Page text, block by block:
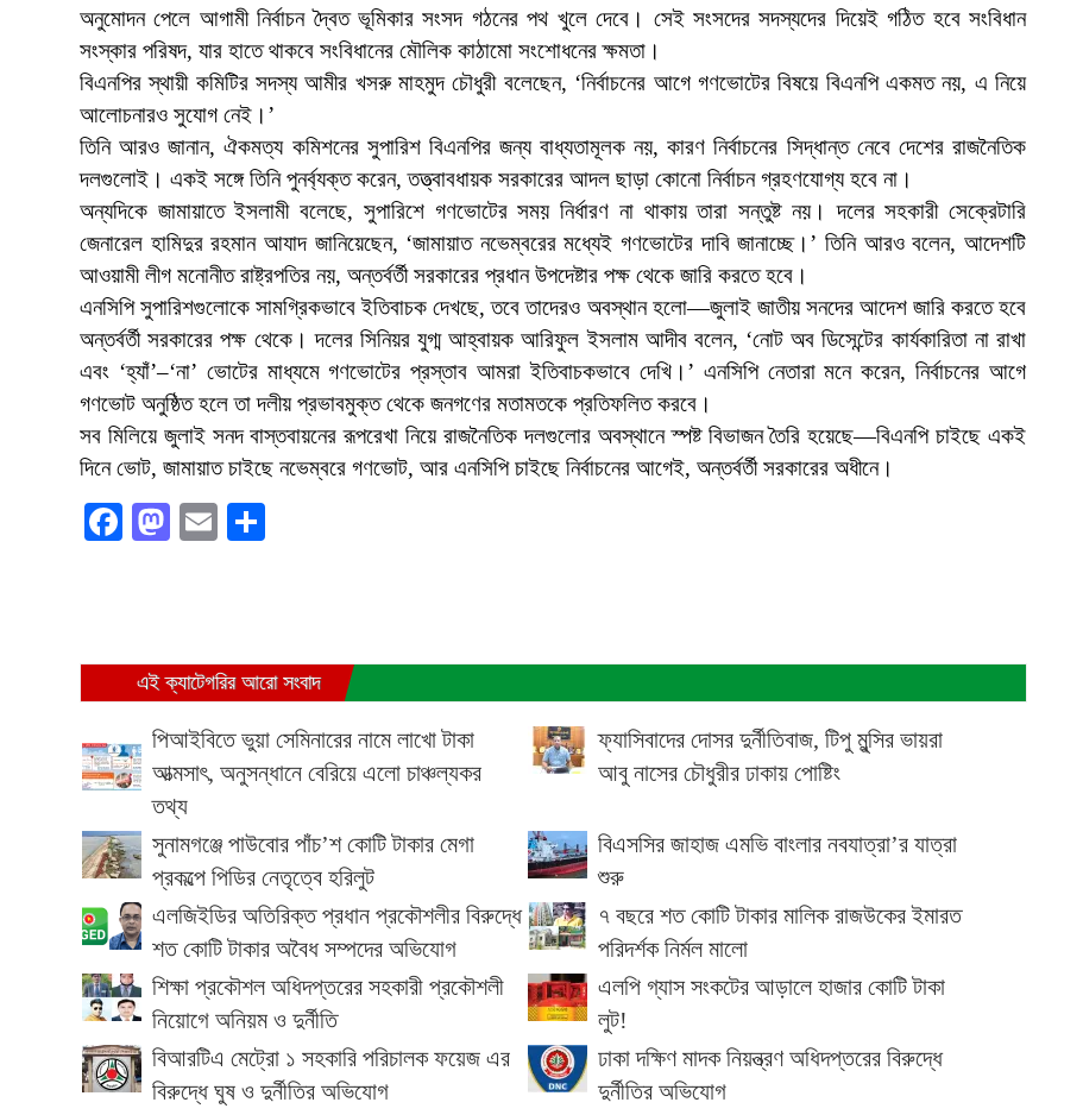
অনুমোদন পেলে আগামী নির্বাচন দ্বৈত ভূমিকার সংসদ গঠনের পথ খুলে দেবে। সেই সংসদের সদস্যদের দিয়েই গঠিত হবে সংবিধান
সংস্কার পরিষদ, যার হাতে থাকবে সংবিধানের মৌলিক কাঠামো সংশোধনের ক্ষমতা।
বিএনপির স্থায়ী কমিটির সদস্য আমীর খসরু মাহমুদ চৌধুরী বলেছেন, ‘নির্বাচনের আগে গণভোটের বিষয়ে বিএনপি একমত নয়, এ নিয়ে
আলোচনারও সুযোগ নেই।’
তিনি আরও জানান, ঐকমত্য কমিশনের সুপারিশ বিএনপির জন্য বাধ্যতামূলক নয়, কারণ নির্বাচনের সিদ্ধান্ত নেবে দেশের রাজনৈতিক
দলগুলোই। একই সঙ্গে তিনি পুনর্ব্যক্ত করেন, তত্ত্বাবধায়ক সরকারের আদল ছাড়া কোনো নির্বাচন গ্রহণযোগ্য হবে না।
অন্যদিকে জামায়াতে ইসলামী বলেছে, সুপারিশে গণভোটের সময় নির্ধারণ না থাকায় তারা সন্তুষ্ট নয়। দলের সহকারী সেক্রেটারি
জেনারেল হামিদুর রহমান আযাদ জানিয়েছেন, ‘জামায়াত নভেম্বরের মধ্যেই গণভোটের দাবি জানাচ্ছে।’ তিনি আরও বলেন, আদেশটি
আওয়ামী লীগ মনোনীত রাষ্ট্রপতির নয়, অন্তর্বর্তী সরকারের প্রধান উপদেষ্টার পক্ষ থেকে জারি করতে হবে।
এনসিপি সুপারিশগুলোকে সামগ্রিকভাবে ইতিবাচক দেখছে, তবে তাদেরও অবস্থান হলো—জুলাই জাতীয় সনদের আদেশ জারি করতে হবে
অন্তর্বর্তী সরকারের পক্ষ থেকে। দলের সিনিয়র যুগ্ম আহ্বায়ক আরিফুল ইসলাম আদীব বলেন, ‘নোট অব ডিসেন্টের কার্যকারিতা না রাখা
এবং ‘হ্যাঁ’–‘না’ ভোটের মাধ্যমে গণভোটের প্রস্তাব আমরা ইতিবাচকভাবে দেখি।’ এনসিপি নেতারা মনে করেন, নির্বাচনের আগে
গণভোট অনুষ্ঠিত হলে তা দলীয় প্রভাবমুক্ত থেকে জনগণের মতামতকে প্রতিফলিত করবে।
সব মিলিয়ে জুলাই সনদ বাস্তবায়নের রূপরেখা নিয়ে রাজনৈতিক দলগুলোর অবস্থানে স্পষ্ট বিভাজন তৈরি হয়েছে—বিএনপি চাইছে একই
দিনে ভোট, জামায়াত চাইছে নভেম্বরে গণভোট, আর এনসিপি চাইছে নির্বাচনের আগেই, অন্তর্বর্তী সরকারের অধীনে।
Facebook
Mastodon
Email
এই ক্যাটেগরির আরো সংবাদ
পিআইবিতে ভুয়া সেমিনারের নামে লাখো টাকা
আত্মসাৎ, অনুসন্ধানে বেরিয়ে এলো চাঞ্চল্যকর
তথ্য
ফ্যাসিবাদের দোসর দুর্নীতিবাজ, টিপু মুন্সির ভায়রা
আবু নাসের চৌধুরীর ঢাকায় পোষ্টিং
সুনামগঞ্জে পাউবোর পাঁচ’শ কোটি টাকার মেগা
প্রকল্পে পিডির নেতৃত্বে হরিলুট
বিএসসির জাহাজ এমভি বাংলার নবযাত্রা’র যাত্রা
শুরু
এলজিইডির অতিরিক্ত প্রধান প্রকৌশলীর বিরুদ্ধে
শত কোটি টাকার অবৈধ সম্পদের অভিযোগ
৭ বছরে শত কোটি টাকার মালিক রাজউকের ইমারত
পরিদর্শক নির্মল মালো
শিক্ষা প্রকৌশল অধিদপ্তরের সহকারী প্রকৌশলী
নিয়োগে অনিয়ম ও দুর্নীতি
এলপি গ্যাস সংকটের আড়ালে হাজার কোটি টাকা
লুট!
বিআরটিএ মেট্রো ১ সহকারি পরিচালক ফয়েজ এর
বিরুদ্ধে ঘুষ ও দুর্নীতির অভিযোগ
ঢাকা দক্ষিণ মাদক নিয়ন্ত্রণ অধিদপ্তরের বিরুদ্ধে
দুর্নীতির অভিযোগ